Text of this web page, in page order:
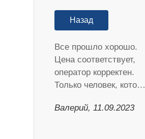
Назад
Все прошло хорошо.
Цена соответствует,
оператор корректен.
Только человек, кото…
Валерий, 11.09.2023